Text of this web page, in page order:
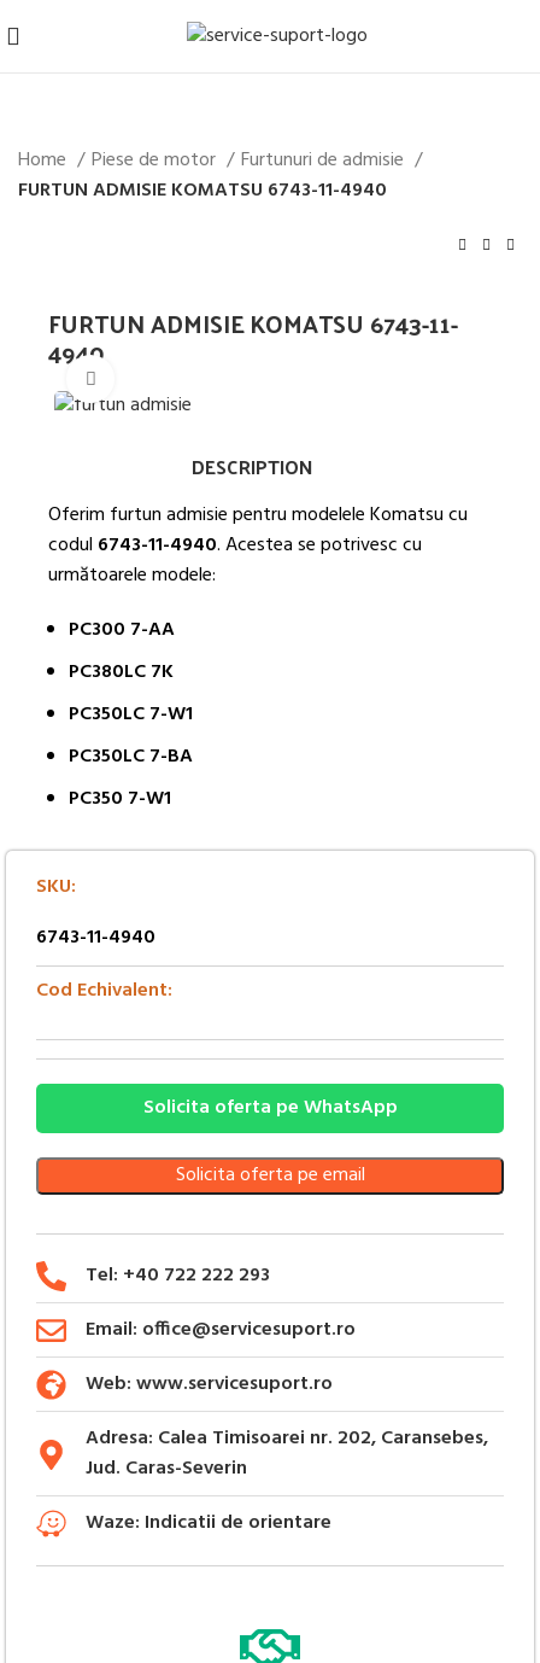
Home Piese de motor
Furtunuri de admisie
FURTUN ADMISIE KOMATSU 6743-11-4940
FURTUN ADMISIE KOMATSU 6743-11-
4940
DESCRIPTION
Oferim furtun admisie pentru modelele Komatsu cu
codul 6743-11-4940. Acestea se potrivesc cu
următoarele modele:
PC300 7-AA
PC380LC 7K
PC350LC 7-W1
PC350LC 7-BA
PC350 7-W1
SKU:
6743-11-4940
Cod Echivalent:
Solicita oferta pe WhatsApp
Solicita oferta pe email
Tel: +40 722 222 293
Email: office@servicesuport.ro
Web: www.servicesuport.ro
Adresa: Calea Timisoarei nr. 202, Caransebes,
Jud. Caras-Severin
Waze: Indicatii de orientare